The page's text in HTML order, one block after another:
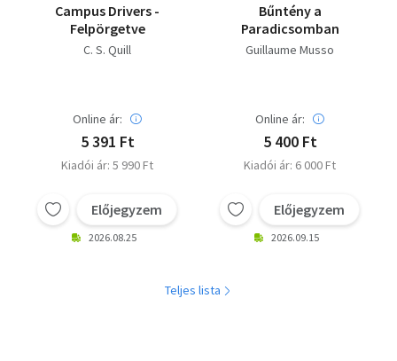
Campus Drivers -
Felpörgetve
C. S. Quill
Online ár:
5 391 Ft
Kiadói ár: 5 990 Ft
Előjegyzem
2026.08.25
Bűntény a
Paradicsomban
Guillaume Musso
Online ár:
5 400 Ft
Kiadói ár: 6 000 Ft
Előjegyzem
2026.09.15
Teljes lista